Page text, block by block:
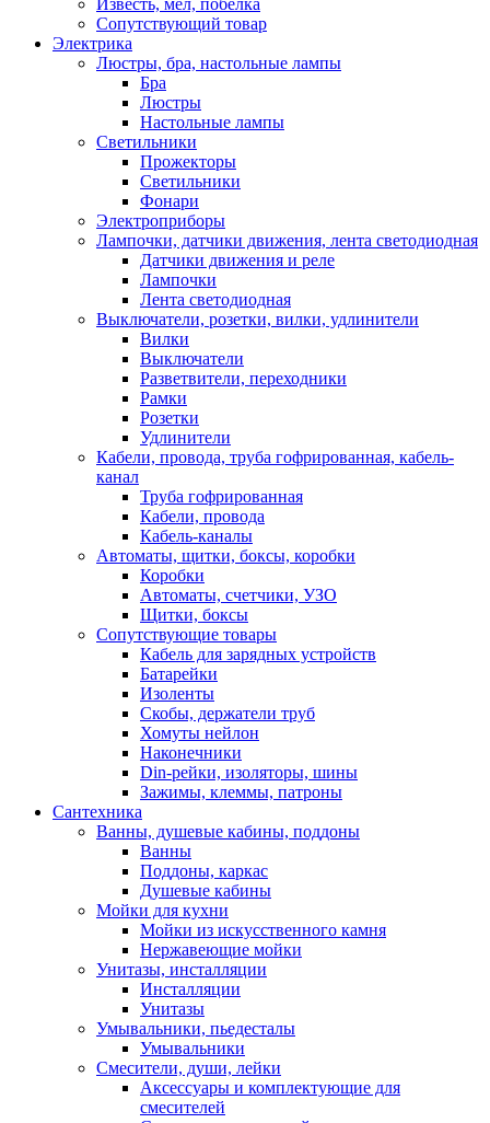
Сопутствующий товар
Электрика
Люстры, бра, настольные лампы
Бра
Люстры
Настольные лампы
Светильники
Прожекторы
Светильники
Фонари
Электроприборы
Лампочки, датчики движения, лента светодиодная
Датчики движения и реле
Лампочки
Лента светодиодная
Выключатели, розетки, вилки, удлинители
Вилки
Выключатели
Разветвители, переходники
Рамки
Розетки
Удлинители
Кабели, провода, труба гофрированная, кабель-
канал
Труба гофрированная
Кабели, провода
Кабель-каналы
Автоматы, щитки, боксы, коробки
Коробки
Автоматы, счетчики, УЗО
Щитки, боксы
Сопутствующие товары
Кабель для зарядных устройств
Батарейки
Изоленты
Скобы, держатели труб
Хомуты нейлон
Наконечники
Din-рейки, изоляторы, шины
Зажимы, клеммы, патроны
Сантехника
Ванны, душевые кабины, поддоны
Ванны
Поддоны, каркас
Душевые кабины
Мойки для кухни
Мойки из искусственного камня
Нержавеющие мойки
Унитазы, инсталляции
Инсталляции
Унитазы
Умывальники, пьедесталы
Умывальники
Смесители, души, лейки
Аксессуары и комплектующие для
смесителей